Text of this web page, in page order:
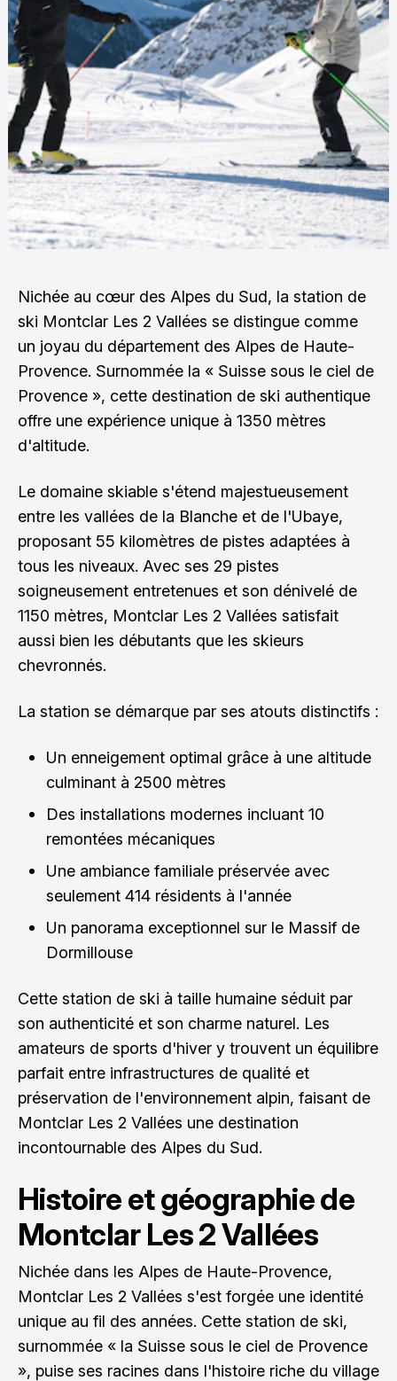
Nichée au cœur des Alpes du Sud, la station de
ski Montclar Les 2 Vallées se distingue comme
un joyau du département des Alpes de Haute-
Provence. Surnommée la « Suisse sous le ciel de
Provence », cette destination de ski authentique
offre une expérience unique à 1350 mètres
d'altitude.
Le domaine skiable s'étend majestueusement
entre les vallées de la Blanche et de l'Ubaye,
proposant 55 kilomètres de pistes adaptées à
tous les niveaux. Avec ses 29 pistes
soigneusement entretenues et son dénivelé de
1150 mètres, Montclar Les 2 Vallées satisfait
aussi bien les débutants que les skieurs
chevronnés.
La station se démarque par ses atouts distinctifs :
Un enneigement optimal grâce à une altitude
culminant à 2500 mètres
Des installations modernes incluant 10
remontées mécaniques
Une ambiance familiale préservée avec
seulement 414 résidents à l'année
Un panorama exceptionnel sur le Massif de
Dormillouse
Cette station de ski à taille humaine séduit par
son authenticité et son charme naturel. Les
amateurs de sports d'hiver y trouvent un équilibre
parfait entre infrastructures de qualité et
préservation de l'environnement alpin, faisant de
Montclar Les 2 Vallées une destination
incontournable des Alpes du Sud.
Histoire et géographie de
Montclar Les 2 Vallées
Nichée dans les Alpes de Haute-Provence,
Montclar Les 2 Vallées s'est forgée une identité
unique au fil des années. Cette station de ski,
surnommée « la Suisse sous le ciel de Provence
», puise ses racines dans l'histoire riche du village